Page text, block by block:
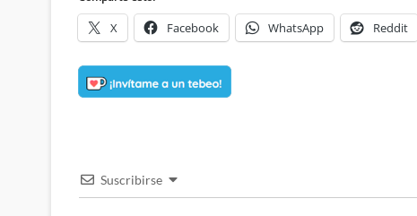
X Facebook WhatsApp Reddit
Suscribirse